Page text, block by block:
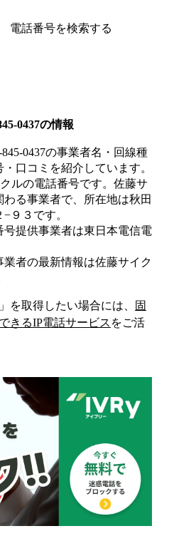
0437の情報
0437の事業者名・回線種
口コミを紹介しています。
ルの電話番号です。 佐藤サ
わる事業者で、所在地は秋田
−９３ です。
号提供事業者は東日本電信電
業者の最新情報は佐藤サイク
」を取得したい場合には、
固
きるIP電話サービス をご活